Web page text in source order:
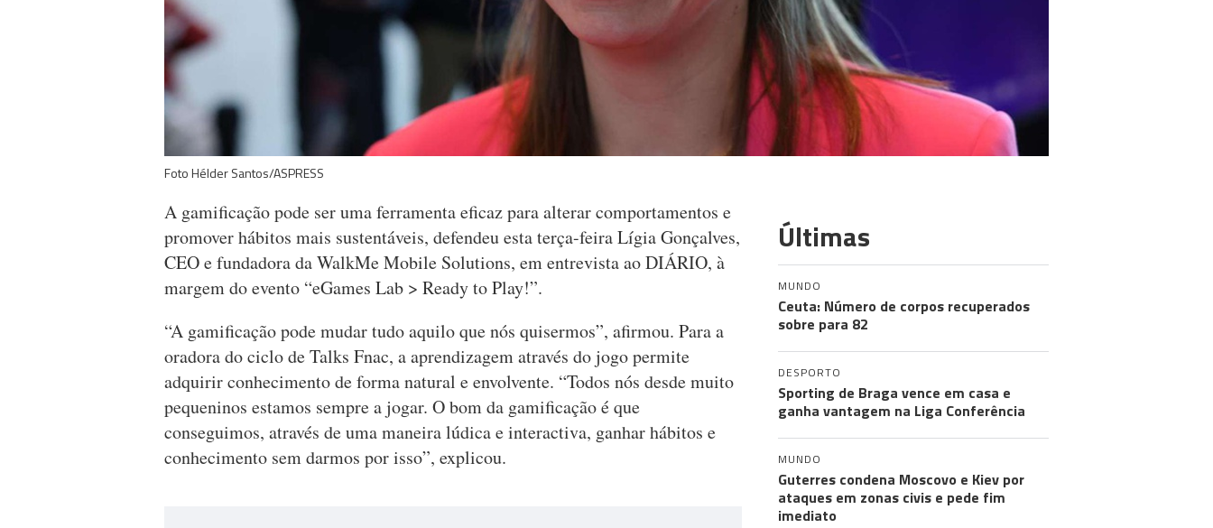
Foto Hélder Santos/ASPRESS
A gamificação pode ser uma ferramenta eficaz para alterar comportamentos e
promover hábitos mais sustentáveis, defendeu esta terça-feira Lígia Gonçalves,
CEO e fundadora da WalkMe Mobile Solutions, em entrevista ao DIÁRIO, à
margem do evento “eGames Lab > Ready to Play!”.
“A gamificação pode mudar tudo aquilo que nós quisermos”, afirmou. Para a
oradora do ciclo de Talks Fnac, a aprendizagem através do jogo permite
adquirir conhecimento de forma natural e envolvente. “Todos nós desde muito
pequeninos estamos sempre a jogar. O bom da gamificação é que
conseguimos, através de uma maneira lúdica e interactiva, ganhar hábitos e
conhecimento sem darmos por isso”, explicou.
Últimas
MUNDO
Ceuta: Número de corpos recuperados
sobre para 82
DESPORTO
Sporting de Braga vence em casa e
ganha vantagem na Liga Conferência
MUNDO
Guterres condena Moscovo e Kiev por
ataques em zonas civis e pede fim
imediato